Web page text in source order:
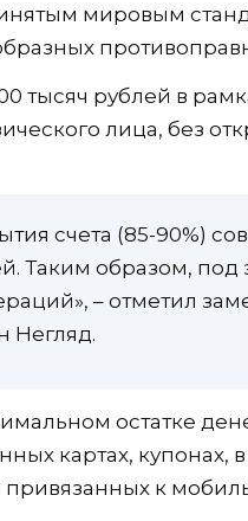
мировым
тысяч рублей в
лица, без
счета (85-90%)
Таким образом, под
– отметил
Негляд.
остатке
картах, купонах,
к